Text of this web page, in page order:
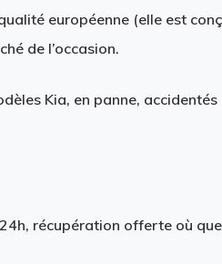
européenne (elle est
de l’occasion.
Kia, en panne,
récupération offerte où